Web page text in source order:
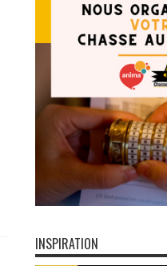
INSPIRATION